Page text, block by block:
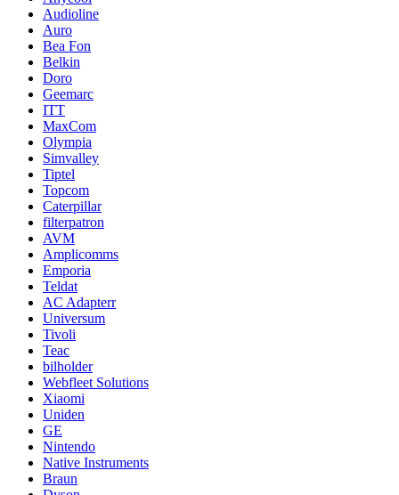
Audioline
Auro
Bea Fon
Belkin
Doro
Geemarc
ITT
MaxCom
Olympia
Simvalley
Tiptel
Topcom
Caterpillar
filterpatron
AVM
Amplicomms
Emporia
Teldat
AC Adapterr
Universum
Tivoli
Teac
bilholder
Webfleet Solutions
Xiaomi
Uniden
GE
Nintendo
Native Instruments
Braun